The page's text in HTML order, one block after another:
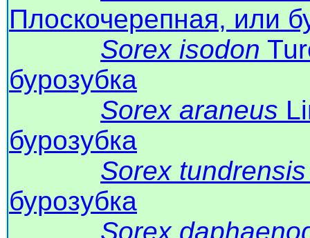
Плоскочерепная, или
Sorex isodon
бурозубка
Sorex araneus
бурозубка
Sorex tundrensis
бурозубка
Sorex